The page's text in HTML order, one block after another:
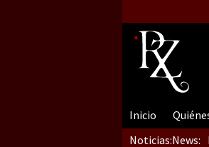
Inicio
Noticias:News: